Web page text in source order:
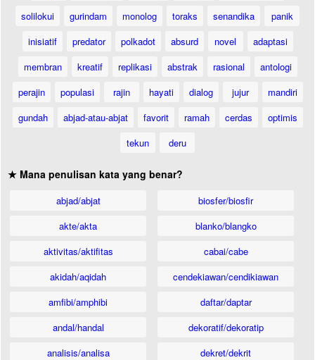
solilokui
gurindam monolog toraks senandika
panik
inisiatif
predator polkadot absurd novel
adaptasi
membran
kreatif replikasi abstrak rasional
antologi
perajin
populasi rajin hayati dialog jujur
mandiri
gundah
abjad-atau-abjat favorit ramah cerdas
optimis
tekun
deru
★ Mana penulisan kata yang benar?
abjad/abjat
akte/akta
aktivitas/aktifitas
akidah/aqidah
amfibi/amphibi
andal/handal
analisis/analisa
biosfer/biosfir
blanko/blangko
cabai/cabe
cendekiawan/cendikiawan
daftar/daptar
dekoratif/dekoratip
dekret/dekrit